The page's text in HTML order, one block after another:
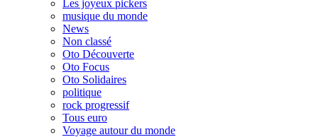
Les joyeux pickers
musique du monde
News
Non classé
Oto Découverte
Oto Focus
Oto Solidaires
politique
rock progressif
Tous euro
Voyage autour du monde